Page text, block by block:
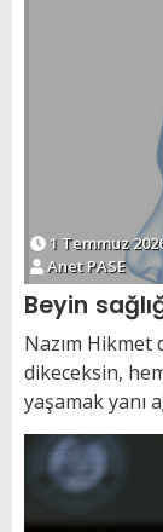
1 Temmuz
Anet PASE
Beyin
Nazım Hikmet
dikeceksin,
yaşamak yanı